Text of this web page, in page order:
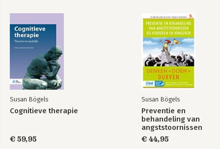
psychotherapie
Protocollaire
behandelingen
voor kinderen en
adolescenten met
psychische
klachten deel 3
Bekijk alle boeken
Susan Bögels
Cognitieve therapie
€ 59,95
Susan Bögels
Preventie en
behandeling van
angststoornissen
bij kinderen en
jongeren
€ 44,95